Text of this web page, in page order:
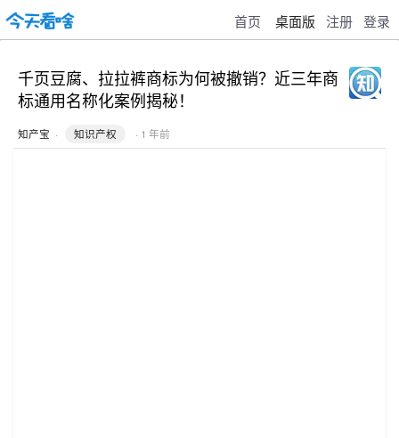
首页 桌面版 注册 登录
千页豆腐、拉拉裤商标为何被撤销？近三年商
标通用名称化案例揭秘！
知产宝 · 知识产权 · 1 年前